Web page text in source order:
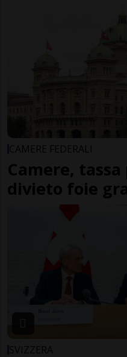
CAMERE FEDERALI
Camere,
divieto foie
SVIZZERA